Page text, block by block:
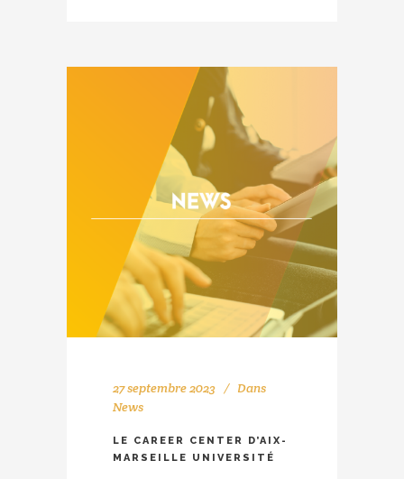
27 septembre 2023
Dans
News
LE CAREER CENTER D’AIX-
MARSEILLE UNIVERSITÉ